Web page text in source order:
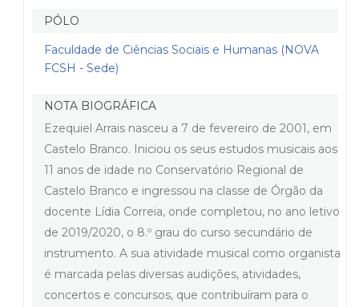
PÓLO
Faculdade de Ciências Sociais e Humanas (NOVA
FCSH - Sede)
NOTA BIOGRÁFICA
Ezequiel Arrais nasceu a 7 de fevereiro de 2001, em
Castelo Branco. Iniciou os seus estudos musicais aos
11 anos de idade no Conservatório Regional de
Castelo Branco e ingressou na classe de Órgão da
docente Lídia Correia, onde completou, no ano letivo
de 2019/2020, o 8.º grau do curso secundário de
instrumento. A sua atividade musical como organista
é marcada pelas diversas audições, atividades,
concertos e concursos, que contribuíram para o